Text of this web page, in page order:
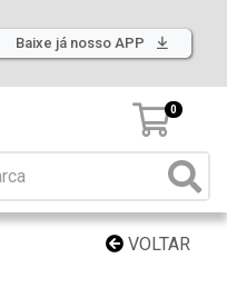
Baixe já nosso APP
0
VOLTAR